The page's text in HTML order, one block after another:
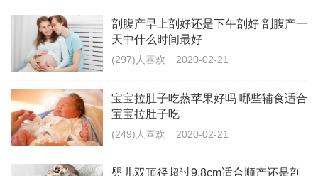
科学地来讲孩子的括约肌等到三周岁才能够发育成熟。
据我国著名的育儿专家崔玉涛老师讲，过早的给孩子进
行把尿，会引起孩子脱肛或者肛裂的情况。并且还会使
孩子的脊柱发育受到影响，以及括约肌的发育也会受到
不同程度的影响，等孩子长大后得痔疮的几率也就会增
大。
剖腹产早上剖好还是下午剖好 剖腹产一
天中什么时间最好
(297)人喜欢 2020-02-21
宝宝拉肚子吃蒸苹果好吗 哪些辅食适合
宝宝拉肚子吃
(249)人喜欢 2020-02-21
婴儿双顶径超过9.8cm适合顺产还是剖